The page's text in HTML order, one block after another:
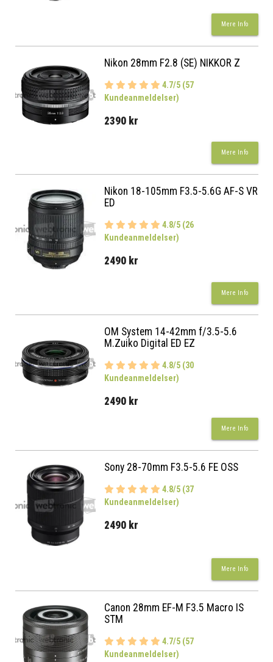
Mere Info
Nikon 28mm F2.8 (SE) NIKKOR Z
4.7/5 (57
Kundeanmeldelser)
2390 kr
Mere Info
Nikon 18-105mm F3.5-5.6G AF-S VR
ED
4.8/5 (26
Kundeanmeldelser)
2490 kr
Mere Info
OM System 14-42mm f/3.5-5.6
M.Zuiko Digital ED EZ
4.8/5 (30
Kundeanmeldelser)
2490 kr
Mere Info
Sony 28-70mm F3.5-5.6 FE OSS
4.8/5 (37
Kundeanmeldelser)
2490 kr
Mere Info
Canon 28mm EF-M F3.5 Macro IS
STM
4.7/5 (57
Kundeanmeldelser)